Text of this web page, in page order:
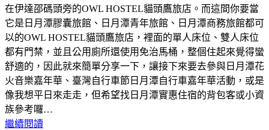
在伊達邵碼頭旁的OWL HOSTEL貓頭鷹旅店。而這間你要當
它是日月潭膠囊旅館、日月潭青年旅館、日月潭商務旅館都可
以的OWL HOSTEL貓頭鷹旅店，裡面的單人床位、雙人床位
都有門禁，並且公用廁所還使用免治馬桶，整個住起來覺得蠻
舒適的，因此就來簡單分享一下，讓接下來要去參與日月潭花
火音樂嘉年華、臺灣自行車節日月潭自行車嘉年華活動，或是
像我想平日來走走，但希望找日月潭實惠住宿的背包客或小資
族參考囉…
繼續閱讀